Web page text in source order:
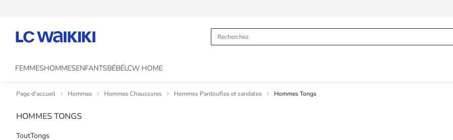
FEMMESHOMMESENFANTSBÉBÉLCW HOME
Page d'accueil Hommes Hommes Chaussures Hommes Pantoufles et sandales Hommes Tongs
HOMMES TONGS
ToutTongs